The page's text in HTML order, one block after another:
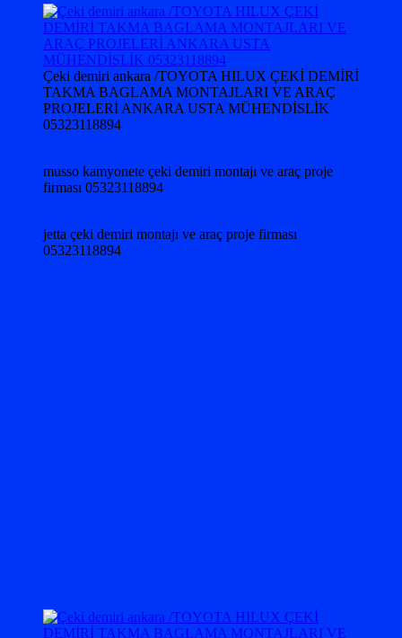
Çeki demiri ankara /TOYOTA HILUX ÇEKİ DEMİRİ
TAKMA BAGLAMA MONTAJLARI VE ARAÇ
PROJELERİ ANKARA USTA MÜHENDİSLİK
05323118894
musso kamyonete çeki demiri montajı ve araç proje
firması 05323118894
jetta çeki demiri montajı ve araç proje firması
05323118894